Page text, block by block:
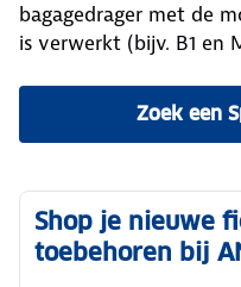
bagagedrager met de
is verwerkt (bijv. B1 en
Zoek een
Shop je nieuwe
toebehoren bij